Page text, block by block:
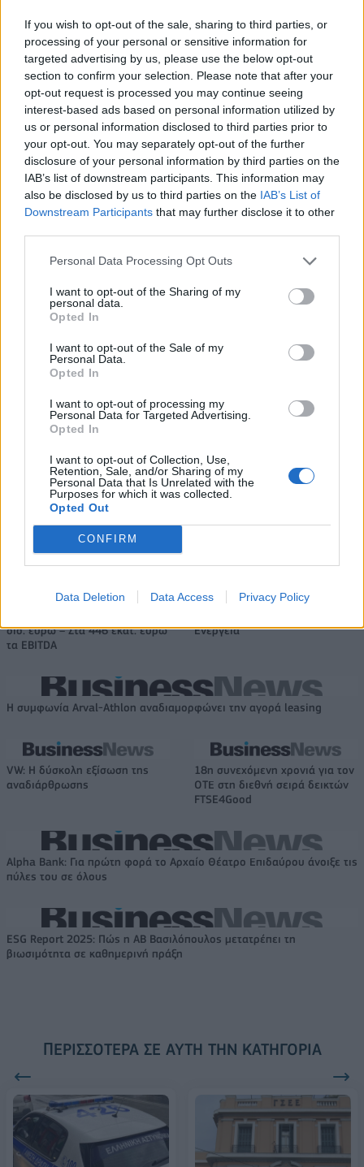
If you wish to opt-out of the sale, sharing to third parties, or
processing of your personal or sensitive information for
targeted advertising by us, please use the below opt-out
section to confirm your selection. Please note that after your
opt-out request is processed you may continue seeing
interest-based ads based on personal information utilized by
us or personal information disclosed to third parties prior to
your opt-out. You may separately opt-out of the further
disclosure of your personal information by third parties on the
IAB’s list of downstream participants. This information may
also be disclosed by us to third parties on the IAB’s List of
Downstream Participants that may further disclose it to other
Personal Data Processing Opt Outs
I want to opt-out of the Sharing of my
personal data.
Opted In
I want to opt-out of the Sale of my
Personal Data.
Opted In
I want to opt-out of processing my
Personal Data for Targeted Advertising.
Opted In
I want to opt-out of Collection, Use,
Retention, Sale, and/or Sharing of my
Personal Data that Is Unrelated with the
Purposes for which it was collected.
Opted Out
CONFIRM
Data Deletion Data Access Privacy Policy
Χρηματοδότηση 8 εκατ. ευρώ
σε 843 μέσα ενημέρωσης-
Ξεκίνησε το πενταετές
πρόγραμμα ενίσχυσης του
Media: Με ενίσχυση 8 εκατ.
ευρώ σε 451 επιχειρήσεις
ξεκίνησε το πρόγραμμα
στήριξης- Κάλυψη εισφορών
ΕΔΟΕΑΠ
IAB Hellas: Νέα Διοικούσα Επιτροπή και νέο Διοικητικό Συμβούλιο -
Πρόεδρος ο Γαληνός Γιαγλής
Νέο Audi A2 e-tron με στόχο
αποδοτικότητας
Η Chery επενδύει 75 εκατ.
Το FIAT 500 Hybrid τώρα από 18.990 ευρώ
Καγουάι Λέοναρντ: Αποκάλυψη
για νέα παράνομη πηγή εσόδων
EuroLeague: Οι ενθουσιώδεις
HELLENiQ ENERGY: Κέρδη 393 εκατ. ευρώ στο α' εξάμηνο – Στα 734
Viohalco: Αυξημένος κατά 14%
δισ. ευρώ – Στα 446 εκατ. ευρώ
τα EBITDA
ΥΠΕΘΟΟ: Νέες επενδύσεις 1
Ενέργεια
Η συμφωνία Arval-Athlon αναδιαμορφώνει την αγορά leasing
VW: Η δύσκολη εξίσωση της
αναδιάρθρωσης
18η συνεχόμενη χρονιά για τον
ΟΤΕ στη διεθνή σειρά δεικτών
FTSE4Good
Alpha Bank: Για πρώτη φορά το Αρχαίο Θέατρο Επιδαύρου άνοιξε τις
πύλες του σε όλους
ESG Report 2025: Πώς η ΑΒ Βασιλόπουλος μετατρέπει τη
βιωσιμότητα σε καθημερινή πράξη
ΠΕΡΙΣΣΌΤΕΡΑ ΣΕ ΑΥΤΉ ΤΗΝ ΚΑΤΗΓΟΡΊΑ